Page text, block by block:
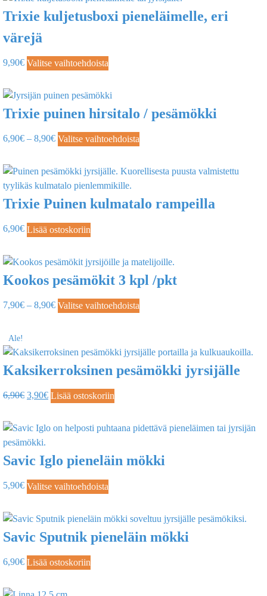
Trixie kuljetusboxi pieneläimelle, eri
värejä
9,90€ Valitse vaihtoehdoista
Trixie puinen hirsitalo / pesämökki
6,90€ – 8,90€ Valitse vaihtoehdoista
Trixie Puinen kulmatalo rampeilla
6,90€ Lisää ostoskoriin
Kookos pesämökit 3 kpl /pkt
7,90€ – 8,90€ Valitse vaihtoehdoista
Ale!
Kaksikerroksinen pesämökki jyrsijälle
6,90€ 3,90€ Lisää ostoskoriin
Savic Iglo pieneläin mökki
5,90€ Valitse vaihtoehdoista
Savic Sputnik pieneläin mökki
6,90€ Lisää ostoskoriin